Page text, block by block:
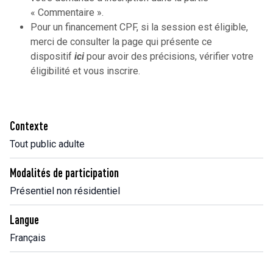
Contexte
Tout public adulte
Modalités de participation
Présentiel non résidentiel
Langue
Français
« Commentaire ».
Pour un financement CPF, si la session est éligible,
merci de consulter la page qui présente ce
dispositif icipour avoir des précisions, vérifier votre
éligibilité et vous inscrire.